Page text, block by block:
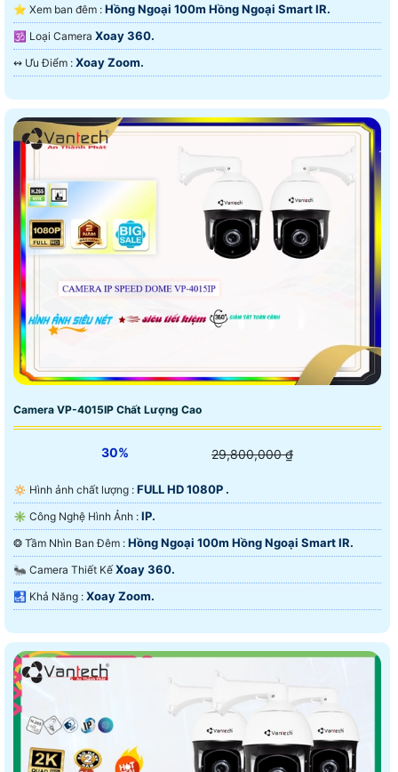
⭐ Xem ban đêm : Hồng Ngoại 100m Hồng Ngoại Smart IR.
🕉️ Loại Camera Xoay 360.
️↭ Ưu Điểm : Xoay Zoom.
Camera VP-4015IP Chất Lượng Cao
30% 29,800,000 ₫
🔅 Hình ảnh chất lượng : FULL HD 1080P .
✳️ Công Nghệ Hình Ảnh : IP.
❂ Tầm Nhìn Ban Đêm : Hồng Ngoại 100m Hồng Ngoại Smart IR.
🐜 Camera Thiết Kế Xoay 360.
️🛃 Khả Năng : Xoay Zoom.